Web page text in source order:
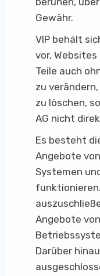
Gewähr.
VIP behält
vor,
Teile auch
zu
zu löschen,
AG nicht
Es besteht
Angebote
Systemen
Angebote
Darüber